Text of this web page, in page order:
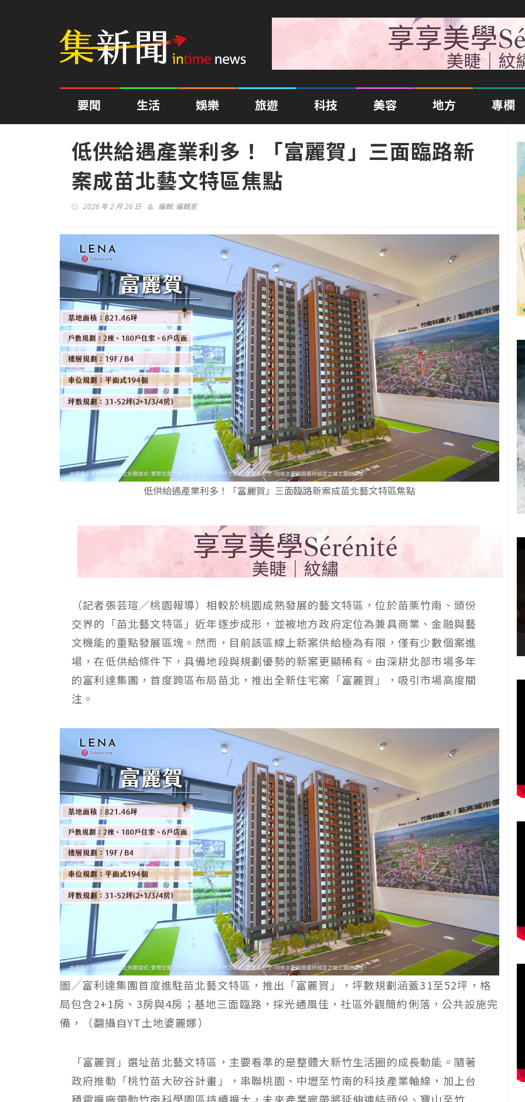
要聞 生活 娛樂 旅遊 科技 美容 地方 專欄
低供給遇產業利多！「富麗賀」三面臨路新
案成苗北藝文特區焦點
2026 年 2 月 26 日 編輯:編輯室
低供給遇產業利多！「富麗賀」三面臨路新案成苗北藝文特區焦點
（記者張芸瑄／桃園報導）相較於桃園成熟發展的藝文特區，位於苗栗竹南、頭份
交界的「苗北藝文特區」近年逐步成形，並被地方政府定位為兼具商業、金融與藝
文機能的重點發展區塊。然而，目前該區線上新案供給極為有限，僅有少數個案進
場，在低供給條件下，具備地段與規劃優勢的新案更顯稀有。由深耕北部市場多年
的富利達集團，首度跨區布局苗北，推出全新住宅案「富麗賀」，吸引市場高度關
注。
圖／富利達集團首度進駐苗北藝文特區，推出「富麗賀」，坪數規劃涵蓋31至52坪，格
局包含2+1房、3房與4房；基地三面臨路，採光通風佳，社區外觀簡約俐落，公共設施完
備，（翻攝自YT土地婆麗娜）
「富麗賀」選址苗北藝文特區，主要看準的是整體大新竹生活圈的成長動能。隨著
政府推動「桃竹苗大矽谷計畫」，串聯桃園、中壢至竹南的科技產業軸線，加上台
積電擴廠帶動竹南科學園區持續擴大，未來產業廊帶將延伸連結頭份、寶山至竹